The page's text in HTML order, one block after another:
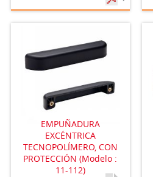
EMPUÑADURA
EXCÉNTRICA
TECNOPOLÍMERO, CON
PROTECCIÓN (Modelo :
11-112)